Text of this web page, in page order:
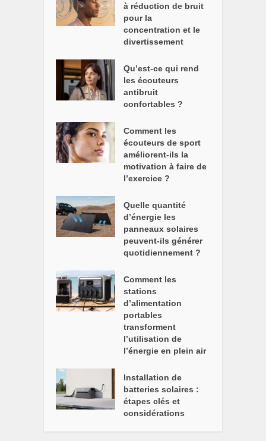
à réduction de bruit
pour la
concentration et le
divertissement
Qu’est-ce qui rend
les écouteurs
antibruit
confortables ?
Comment les
écouteurs de sport
améliorent-ils la
motivation à faire de
l’exercice ?
Quelle quantité
d’énergie les
panneaux solaires
peuvent-ils générer
quotidiennement ?
Comment les
stations
d’alimentation
portables
transforment
l’utilisation de
l’énergie en plein air
Installation de
batteries solaires :
étapes clés et
considérations